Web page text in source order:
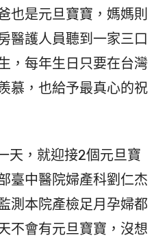
也是元旦寶寶，媽媽則
醫護人員聽到一家三口
，每年生日只要在台灣
慕，也給予最真心的祝
天，就迎接2個元旦寶
臺中醫院婦產科劉仁杰
測本院產檢足月孕婦都
不會有元旦寶寶，沒想